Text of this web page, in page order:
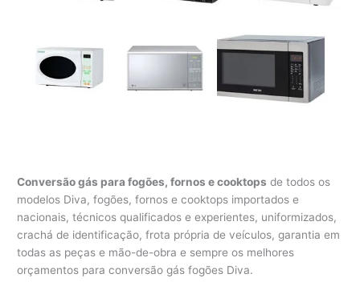
Conversão gás para fogões, fornos e cooktops de todos os
modelos Diva, fogões, fornos e cooktops importados e
nacionais, técnicos qualificados e experientes, uniformizados,
crachá de identificação, frota própria de veículos, garantia em
todas as peças e mão-de-obra e sempre os melhores
orçamentos para conversão gás fogões Diva.